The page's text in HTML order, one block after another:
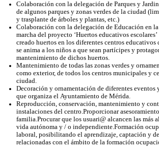
Colaboración con la delegación de Parques y
de algunos parques y zonas verdes de la ciudad
y trasplante de árboles y plantas, etc.)
Colaboración con la delegación de Educación en
marcha del proyecto ‘Huertos educativos
creado huertos en los diferentes centros educativos
se anima a los niños a que sean partícipes y
mantenimiento de dichos huertos.
Mantenimiento de todas las zonas verdes y
como exterior, de todos los centros municipales y
ciudad.
Decoración y ornamentación de diferentes eventos
que organiza el Ayuntamiento de Mérida.
Reproducción, conservación, mantenimiento y
instalaciones del centro.Proporcionar
familia.Procurar que los usuari@ alcancen las más
vida autónoma y / o independiente.Formación
laboral, posibilitando el aprendizaje, captación y
relacionadas con el ámbito de la formación